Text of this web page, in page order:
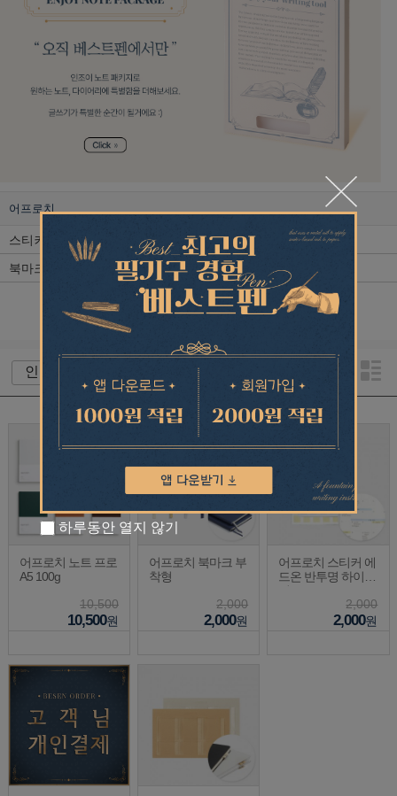
어프로치
스티커 / 스탬프 / 테이프
노트
북마크 / 책받침
개인결제
어프로치 노트 프로
A5 100g
10,500
10,500원
어프로치 북마크 부
착형
2,000
2,000원
어프로치 스티커 에
드온 반투명 하이라
2,000
2,000원
하루동안 열지 않기